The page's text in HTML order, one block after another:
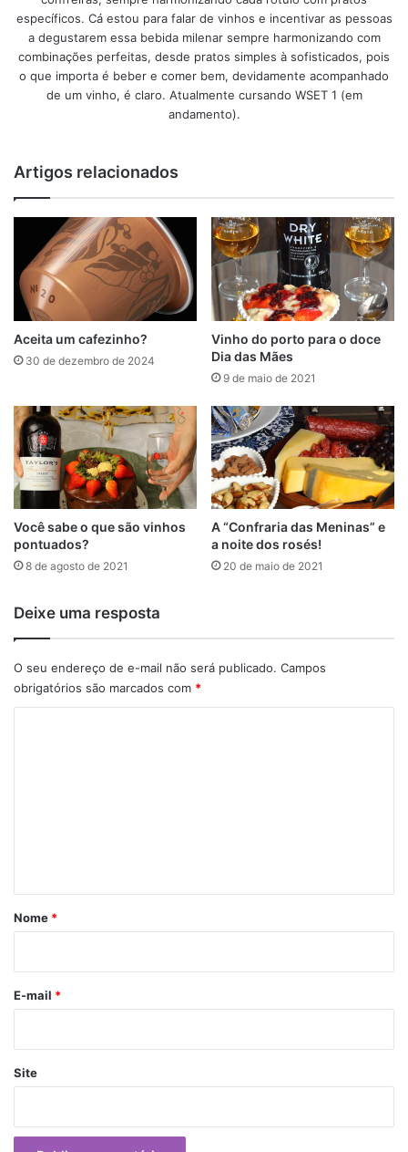
específicos. Cá estou para falar de vinhos e incentivar as pessoas
a degustarem essa bebida milenar sempre harmonizando com
combinações perfeitas, desde pratos simples à sofisticados, pois
o que importa é beber e comer bem, devidamente acompanhado
de um vinho, é claro. Atualmente cursando WSET 1 (em
andamento).
Artigos relacionados
Aceita um cafezinho?
30 de dezembro de 2024
Vinho do porto para o doce
Dia das Mães
9 de maio de 2021
Você sabe o que são vinhos
pontuados?
8 de agosto de 2021
A “Confraria das Meninas” e
a noite dos rosés!
20 de maio de 2021
Deixe uma resposta
O seu endereço de e-mail não será publicado. Campos
obrigatórios são marcados com *
rNome *
E-mail *
Site